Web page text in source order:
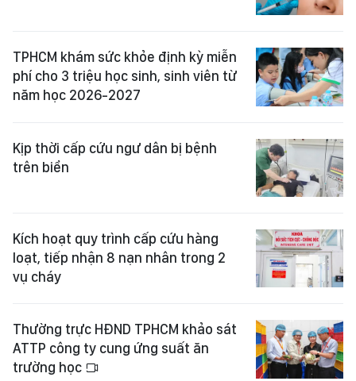
TPHCM khám sức khỏe định kỳ miễn
phí cho 3 triệu học sinh, sinh viên từ
năm học 2026-2027
Kịp thời cấp cứu ngư dân bị bệnh
trên biển
Kích hoạt quy trình cấp cứu hàng
loạt, tiếp nhận 8 nạn nhân trong 2
vụ cháy
Thường trực HĐND TPHCM khảo sát
ATTP công ty cung ứng suất ăn
trường học